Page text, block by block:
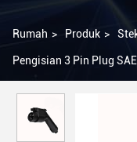
Rumah > Produk >
Pengisian 3 Pin Plug